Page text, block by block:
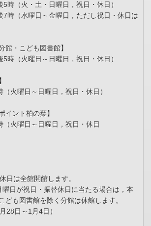
時（火・土・日曜日，祝日・休日）
7時（水曜日～金曜日，ただし祝日・休日は
館・こども図書館】
時（火曜日～日曜日，祝日・休日）
火曜日～日曜日，祝日・休日）
イント柏の葉】
（火曜日～日曜日，祝日・休日
は全館開館します。
が祝日・振替休日に当たる場合は，本
ども図書館を除く分館は休館します。
28日～1月4日）